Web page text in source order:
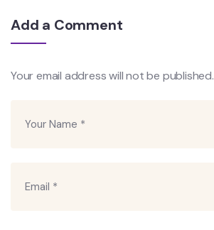
Add a Comment
Your email address will not be published.